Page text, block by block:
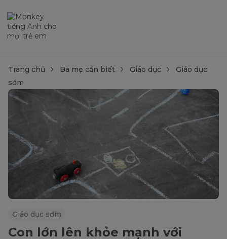
Trang chủ Ba mẹ cần biết Giáo dục
Giáo dục
sớm
Giáo dục sớm
Con lớn lên khỏe mạnh với